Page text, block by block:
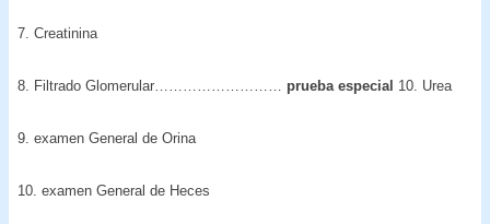
7. Creatinina
8. Filtrado Glomerular……………………… prueba especial 10. Urea
9. examen General de Orina
10. examen General de Heces